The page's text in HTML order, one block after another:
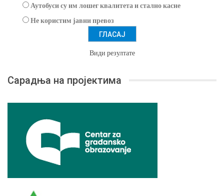
Аутобуси су им лошег квалитета и стално касне
Не користим јавни превоз
Види резултате
Сарадња на пројектима